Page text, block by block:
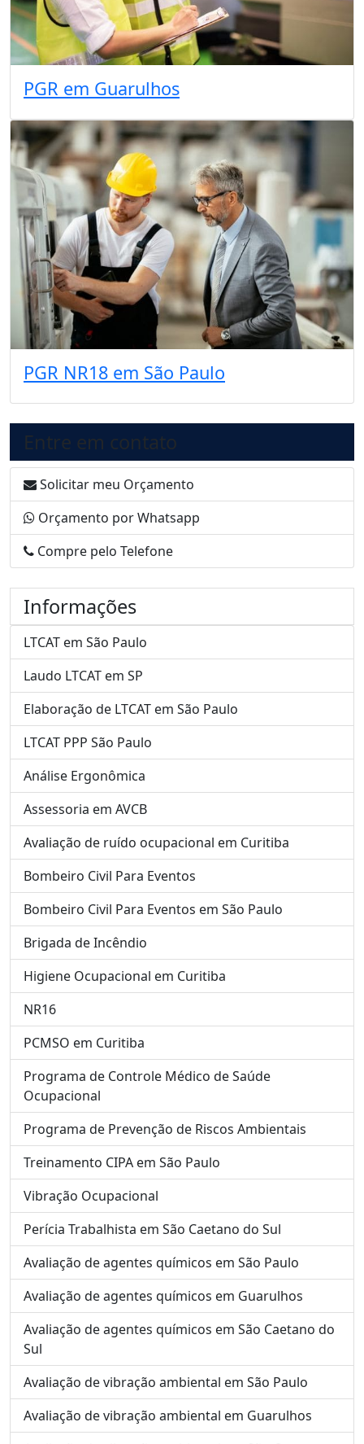
PGR em Guarulhos
PGR NR18 em São Paulo
Entre em contato
Solicitar meu Orçamento
Orçamento por Whatsapp
Compre pelo Telefone
Informações
LTCAT em São Paulo
Laudo LTCAT em SP
Elaboração de LTCAT em São Paulo
LTCAT PPP São Paulo
Análise Ergonômica
Assessoria em AVCB
Avaliação de ruído ocupacional em Curitiba
Bombeiro Civil Para Eventos
Bombeiro Civil Para Eventos em São Paulo
Brigada de Incêndio
Higiene Ocupacional em Curitiba
NR16
PCMSO em Curitiba
Programa de Controle Médico de Saúde
Ocupacional
Programa de Prevenção de Riscos Ambientais
Treinamento CIPA em São Paulo
Vibração Ocupacional
Perícia Trabalhista em São Caetano do Sul
Avaliação de agentes químicos em São Paulo
Avaliação de agentes químicos em Guarulhos
Avaliação de agentes químicos em São Caetano do
Sul
Avaliação de vibração ambiental em São Paulo
Avaliação de vibração ambiental em Guarulhos